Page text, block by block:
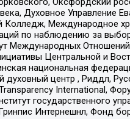
Духовное Управление
Международное
по наблюдению за
Международных
Центральной и
национальная
центр , Риддл,
International,
государственного
Интернешнл, Фонд